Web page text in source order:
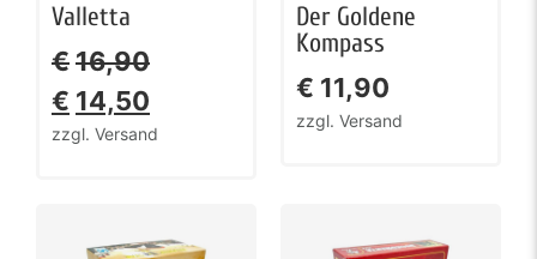
Valletta
€16,90
€ 14,50
zzgl. Versand
Der Goldene
Kompass
€ 11,90
zzgl. Versand